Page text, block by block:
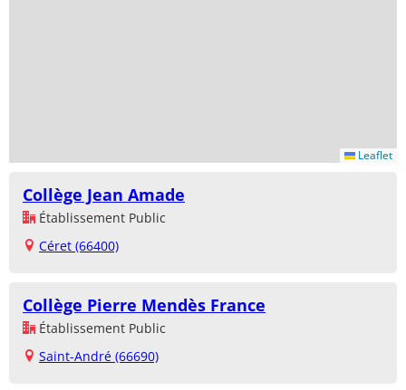
Leaflet
Collège Jean Amade
Établissement Public
Céret (66400)
Collège Pierre Mendès France
Établissement Public
Saint-André (66690)